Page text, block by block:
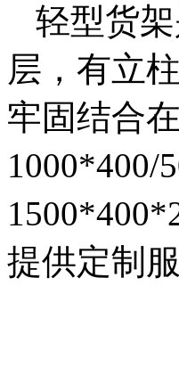
轻型货
层，有立
牢固结合
1000*400/
提供定制服